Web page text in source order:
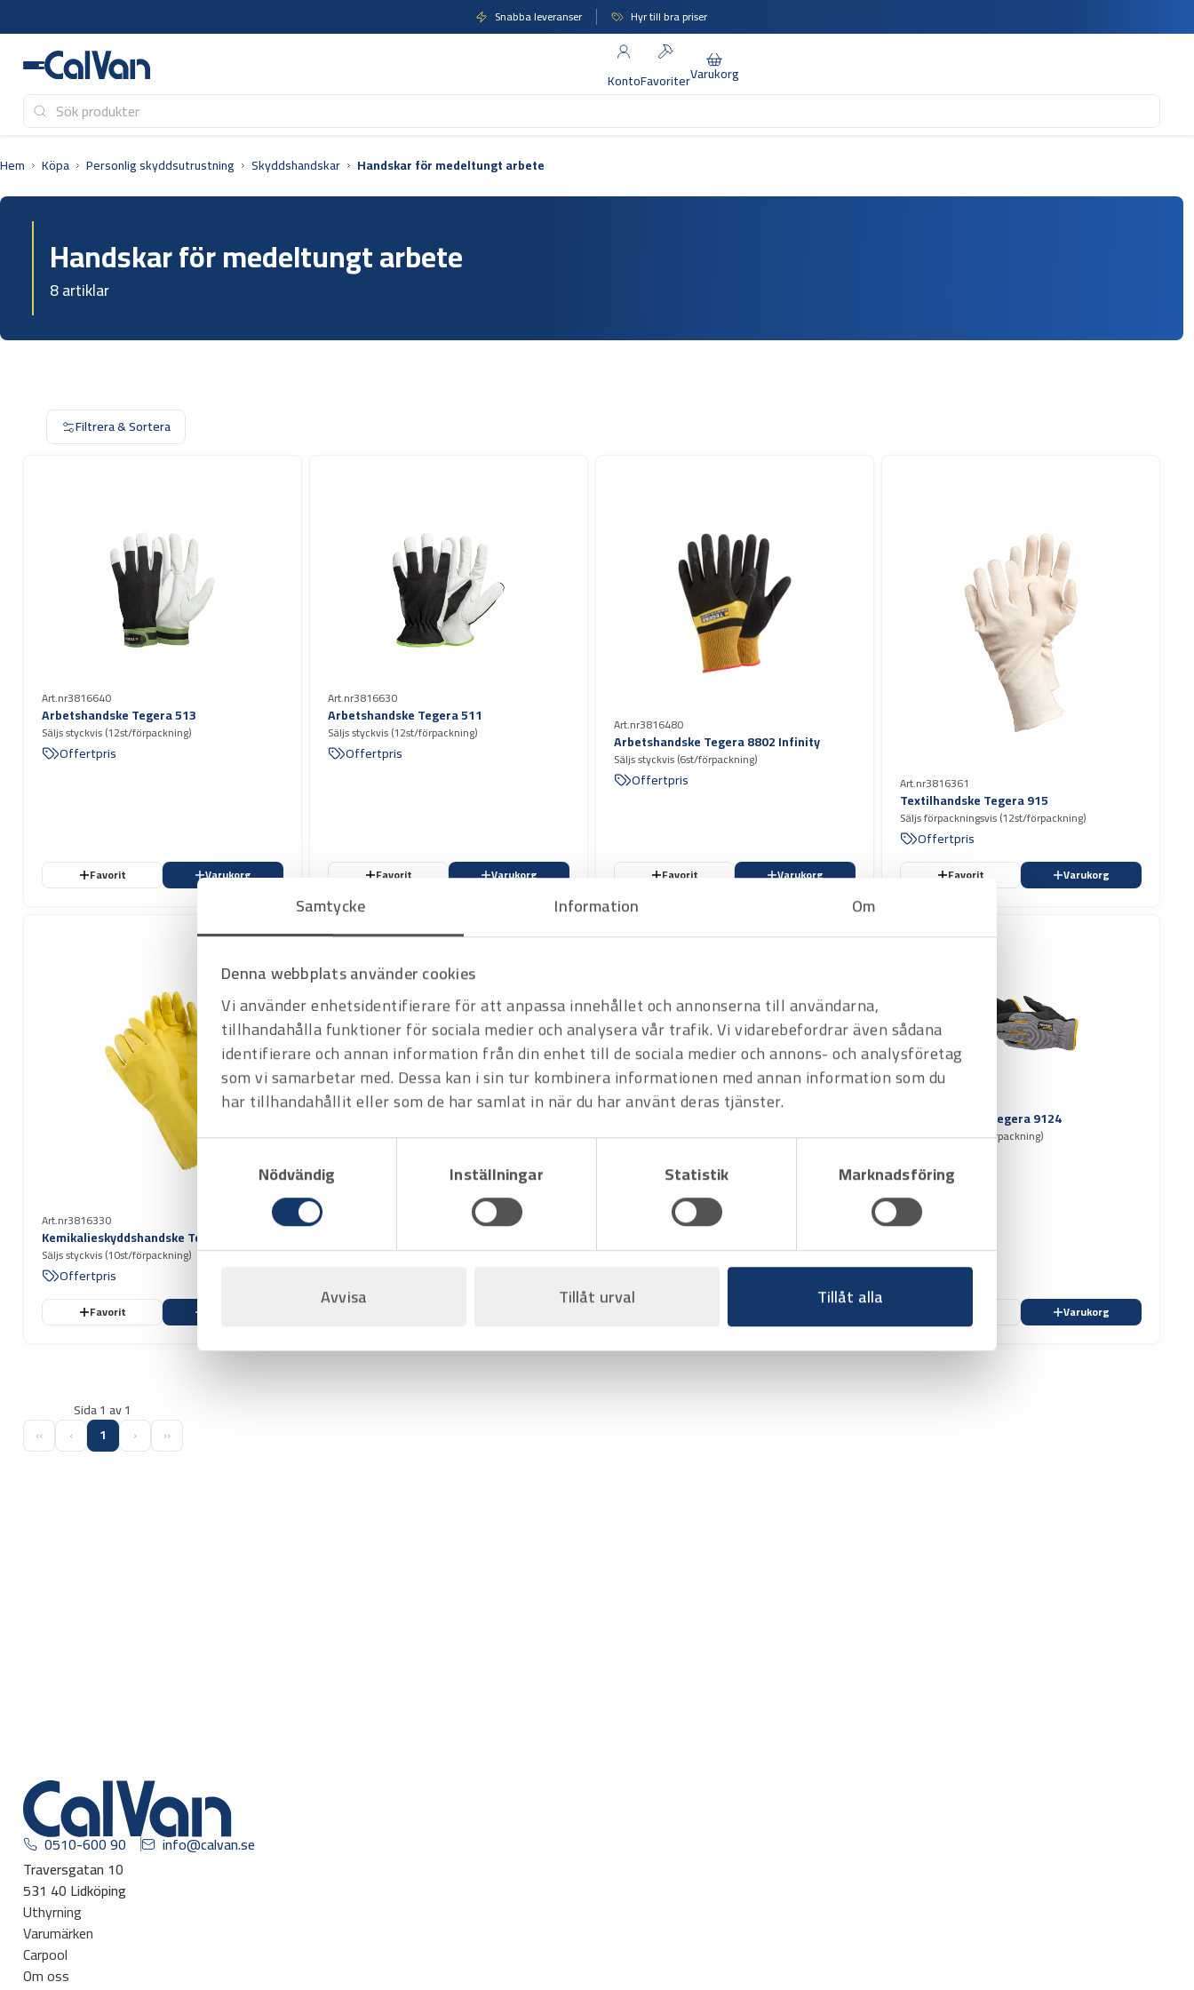
Samtycke Information Om
Denna webbplats använder cookies
Vi använder enhetsidentifierare för att anpassa innehållet och annonserna till användarna,
tillhandahålla funktioner för sociala medier och analysera vår trafik. Vi vidarebefordrar även sådana
identifierare och annan information från din enhet till de sociala medier och annons- och analysföretag
som vi samarbetar med. Dessa kan i sin tur kombinera informationen med annan information som du
har tillhandahållit eller som de har samlat in när du har använt deras tjänster.
Samtyckesval
Nödvändig
Inställningar Statistik Marknadsföring
Avvisa Tillåt urval Tillåt alla
till
Snabba leveranser Hyr till bra priser
KontoFavoriterVarukorg
Hem Köpa Personlig skyddsutrustning Skyddshandskar Handskar för medeltungt arbete
Handskar för medeltungt arbete
8 artiklar
Filtrera & Sortera
Art.nr3816640
Arbetshandske Tegera 513
Säljs styckvis (12st/förpackning)
Offertpris
Favorit Varukorg
Art.nr3816630
Arbetshandske Tegera 511
Säljs styckvis (12st/förpackning)
Offertpris
Favorit Varukorg
Art.nr3816480
Arbetshandske Tegera 8802 Infinity
Säljs styckvis (6st/förpackning)
Offertpris
Favorit Varukorg
Art.nr3816361
Textilhandske Tegera 915
Säljs förpackningsvis (12st/förpackning)
Offertpris
Favorit Varukorg
Art.nr3816330
Kemikalieskyddshandske Tegera 8145
Säljs styckvis (10st/förpackning)
Offertpris
Favorit
Arbetshandske Tegera 2805
Säljs styckvis (12st/förpackning)
Offertpris
3816252
Säljs styckvis (12st/förpackning)
Offertpris
Arbetshandske Tegera 9124
Säljs styckvis (6st/förpackning)
Varukorg
Sida 1 av 1
‹‹
‹ 1 › ››
0510-600 90
info@calvan.se
Traversgatan 10
531 40 Lidköping
Uthyrning
Varumärken
Carpool
Om oss